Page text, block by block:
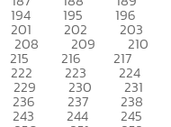
194 195 196
201 202 203
208 209 210
215 216 217
222 223 224
229 230 231
236 237 238
243 244 245